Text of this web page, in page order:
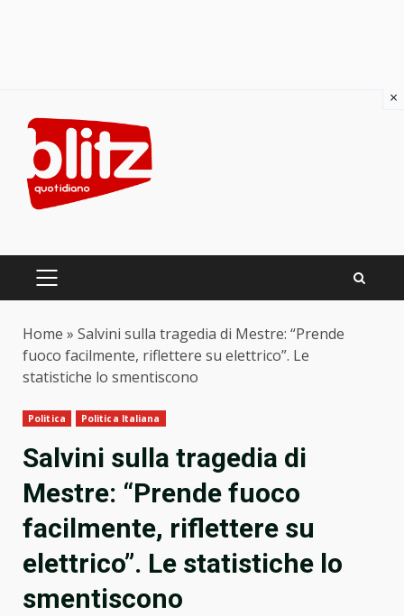
content
PRIMARY
Home » Salvini sulla tragedia di Mestre: “Prende
fuoco facilmente, riflettere su elettrico”. Le
statistiche lo smentiscono
Politica Politica Italiana
Salvini sulla tragedia di
Mestre: “Prende fuoco
facilmente, riflettere su
elettrico”. Le statistiche lo
smentiscono
×